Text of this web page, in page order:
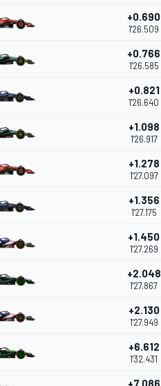
+0.690
1'26.509
+0.766
1'26.585
+0.821
1'26.640
+1.098
1'26.917
+1.278
1'27.097
+1.356
1'27.175
+1.450
1'27.269
+2.048
1'27.867
+2.130
1'27.949
+6.612
1'32.431
+7.086